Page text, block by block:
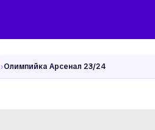
›Олимпийка Арсенал 23/24